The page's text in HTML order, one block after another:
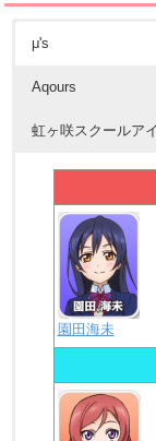
μ's
Aqours
虹ヶ咲スクールア
園田海未